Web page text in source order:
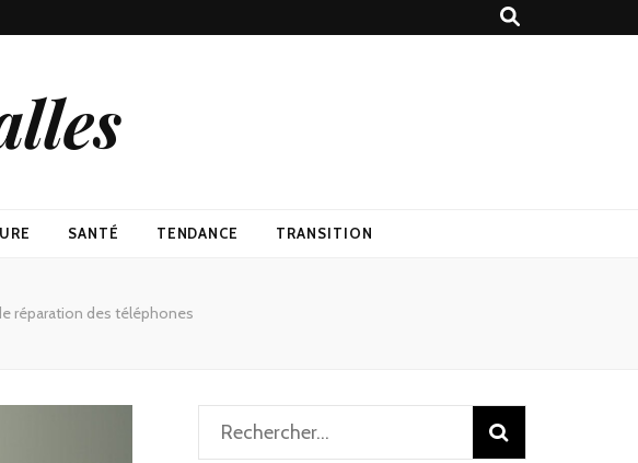
SANTÉ TENDANCE TRANSITION
réparation des téléphones
Rechercher :